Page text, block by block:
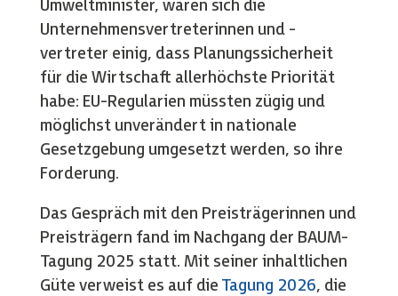
Umweltminister, waren sich die
Unternehmensvertreterinnen und -
vertreter einig, dass Planungssicherheit
für die Wirtschaft allerhöchste Priorität
habe: EU-Regularien müssten zügig und
möglichst unverändert in nationale
Gesetzgebung umgesetzt werden, so ihre
Forderung.
Das Gespräch mit den Preisträgerinnen und
Preisträgern fand im Nachgang der BAUM-
Tagung 2025 statt. Mit seiner inhaltlichen
Güte verweist es auf die Tagung 2026, die